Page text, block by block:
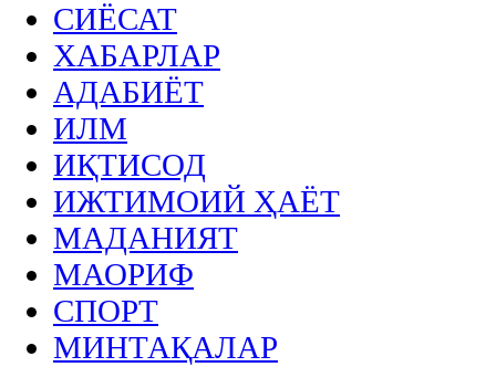
СИЁСАТ
ХАБАРЛАР
АДАБИЁТ
ИЛМ
ИҚТИСОД
ИЖТИМОИЙ ҲАЁТ
МАДАНИЯТ
МАОРИФ
СПОРТ
МИНТАҚАЛАР